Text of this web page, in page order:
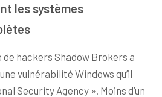
les systèmes
de hackers Shadow Brokers a
une vulnérabilité Windows qu’il
Security Agency ». Moins d’un